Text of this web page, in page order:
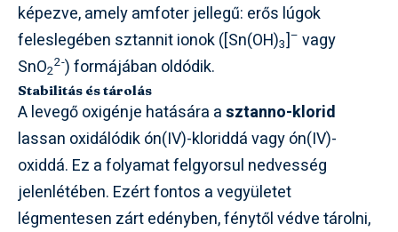
képezve, amely amfoter jellegű: erős lúgok
feleslegében sztannit ionok ([Sn(OH)3]– vagy
SnO2
2-) formájában oldódik.
Stabilitás és tárolás
A levegő oxigénje hatására asztanno-klorid
lassan oxidálódik ón(IV)-kloriddá vagy ón(IV)-
oxiddá. Ez a folyamat felgyorsul nedvesség
jelenlétében. Ezért fontos a vegyületet
légmentesen zárt edényben, fénytől védve tárolni,